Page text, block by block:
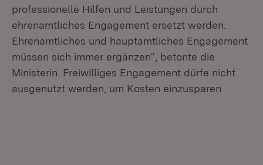
professionelle Hilfen und Leistungen durch
ehrenamtliches Engagement ersetzt werden.
Ehrenamtliches und hauptamtliches Engagement
müssen sich immer ergänzen“, betonte die
Ministerin. Freiwilliges Engagement dürfe nicht
ausgenutzt werden, um Kosten einzusparen